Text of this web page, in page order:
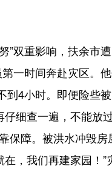
双重影响，扶余市
一时间奔赴灾区。
到4小时。即便险些
细查一遍，不能放
保障。被洪水冲毁
，我们再建家园！